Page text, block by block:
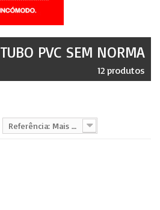
TUBO PVC SEM NORMA
12 produtos
Referência: Mais baixa primeiro